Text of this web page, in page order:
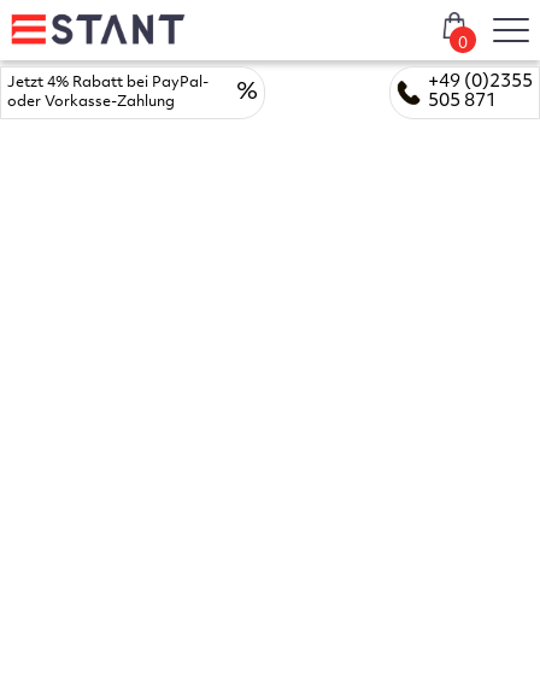
+49 (0)2355
505 871
Jetzt 4% Rabatt bei PayPal-
oder Vorkasse-Zahlung
%
0